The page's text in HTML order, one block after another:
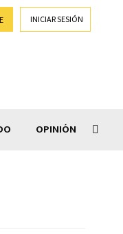
INICIAR SESIÓN
OPINIÓN